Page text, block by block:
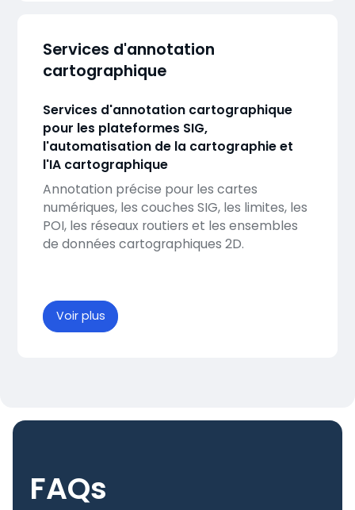
Services d'annotation
cartographique
Services d'annotation cartographique
pour les plateformes SIG,
l'automatisation de la cartographie et
l'IA cartographique
Annotation précise pour les cartes
numériques, les couches SIG, les limites, les
POI, les réseaux routiers et les ensembles
de données cartographiques 2D.
Voir plus
FAQs